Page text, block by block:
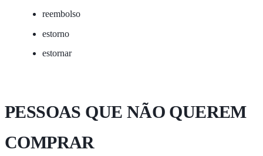
reembolso
estorno
estornar
PESSOAS QUE NÃO QUEREM
COMPRAR